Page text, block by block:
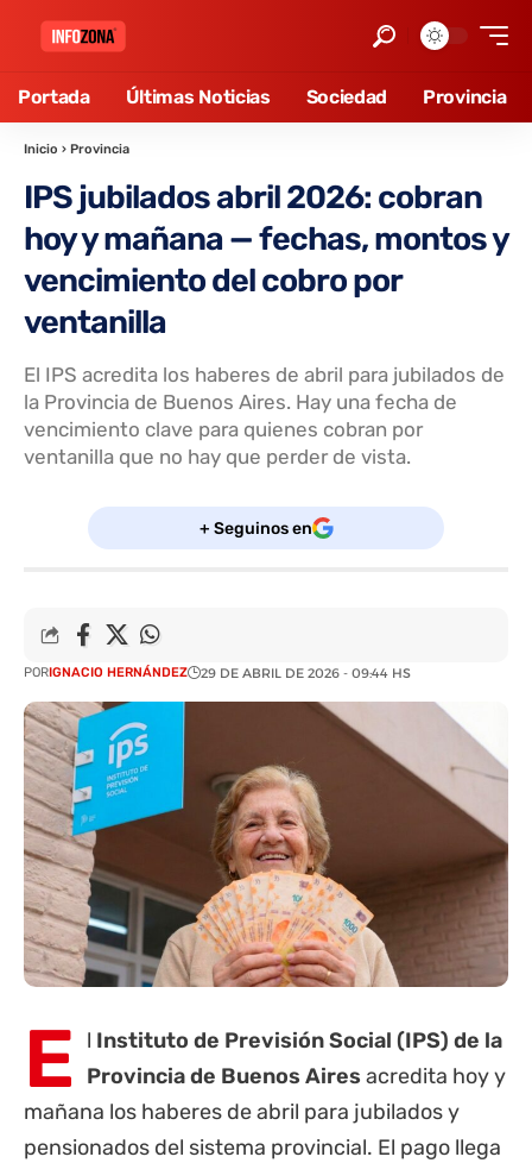
Portada Últimas Noticias Sociedad Provincia
Inicio › Provincia
IPS jubilados abril 2026: cobran
hoy y mañana — fechas, montos y
vencimiento del cobro por
ventanilla
El IPS acredita los haberes de abril para jubilados de
la Provincia de Buenos Aires. Hay una fecha de
vencimiento clave para quienes cobran por
ventanilla que no hay que perder de vista.
+ Seguinos en
PORIGNACIO HERNÁNDEZ 29 DE ABRIL DE 2026 - 09:44 HS
E l Instituto de Previsión Social (IPS) de la
Provincia de Buenos Aires acredita hoy y
mañana los haberes de abril para jubiladosy
pensionados del sistema provincial. El pago llega